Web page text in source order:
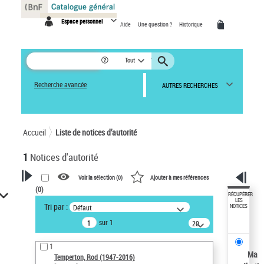
Espace personnel Aide Une question ? Historique
Tout
Recherche avancée AUTRES RECHERCHES
Accueil Liste de notices d’autorité
1 Notices d'autorité
VOTRE RECHERCHE
Recherche avancée dans les
notices d’autorité
Œuvres liées à l'auteur :
Temperton, Rod (1947-2016)
Voir la sélection (0) Ajouter à mes références
(0)
Tri par : Défaut
sur 1
20
résultats/page
1
Temperton, Rod (1947-2016)
RÉCUPÉRER
LES
NOTICES
Ma
Panneau de gestion des cookies